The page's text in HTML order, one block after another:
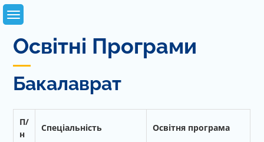
Skip
to
Освітні Програми
Бакалаврат
П/
н
Спеціальність Освітня програма